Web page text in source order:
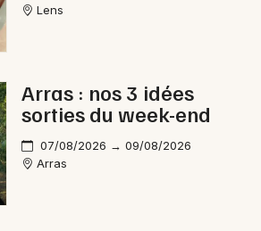
Lens
Arras : nos 3 idées
sorties du week-end
07/08/2026 → 09/08/2026
Arras